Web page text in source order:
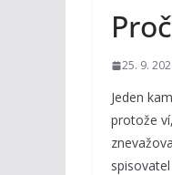
25. 9.
Jeden
protože